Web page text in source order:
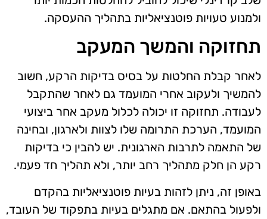
ולמנוע טעויות פוטנציאליות בתהליך ההעסקה.
תחזוקה והמשך המעקב
לאחר קבלת החלטות על בסיס בדיקות הרקע, חשוב
להמשיך ולעקוב אחרי המועמד גם לאחר שהתקבל
לעבודה. תחזוקה זו יכולה לכלול מעקב אחר ביצועי
המועמד, הערכת התרומה שלו לצוות ולארגון, ובחינה
של התאמה לתרבות הארגונית. יש להבין כי בדיקות
רקע הן חלק מתהליך רחב יותר, ולא תהליך חד פעמי.
באופן זה, ניתן לזהות בעיות פוטנציאליות בהקדם
ולפעול בהתאם. אם מתגלים בעיות בתפקוד של העובד,